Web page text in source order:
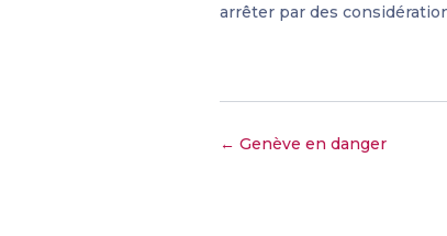
arrêter par des
← Genève en danger